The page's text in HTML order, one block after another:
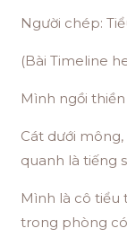
Người chép:
(Bài Timeline
Mình ngồi
Cát dưới
quanh là tiếng
Mình là cô tiểu
trong phòng